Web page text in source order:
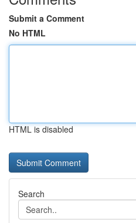
Submit a Comment
No HTML
HTML is disabled
Search